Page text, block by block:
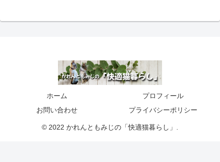
ホーム
プロフィール
お問い合わせ
プライバシーポリシー
© 2022 かれんともみじの「快適猫暮らし」.